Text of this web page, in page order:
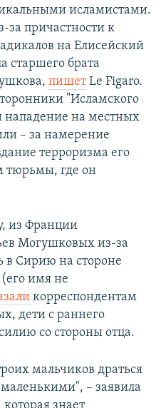
исламистами.
за причастности к
на Елисейский
старшего брата
пишетLe Figaro.
"Исламского
нападение на местных
– за намерение
терроризма его
тюрьмы, где он
из Франции
Могушковых из-за
в Сирию на стороне
(его имя не
корреспондентам
дети с раннего
со стороны отца.
мальчиков драться
– заявила
знает